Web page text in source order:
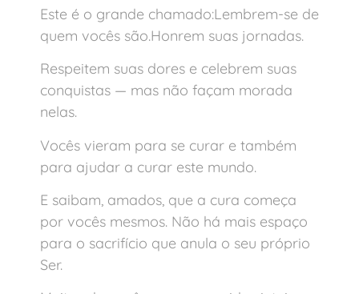
Este é o grande chamado:Lembrem-se de
quem vocês são.Honrem suas jornadas.
Respeitem suas dores e celebrem suas
conquistas — mas não façam morada
nelas.
Vocês vieram para se curar e também
para ajudar a curar este mundo.
E saibam, amados, que a cura começa
por vocês mesmos. Não há mais espaço
para o sacrifício que anula o seu próprio
Ser.